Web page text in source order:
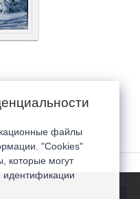
файлы
"Cookies"
которые могут
идентификации